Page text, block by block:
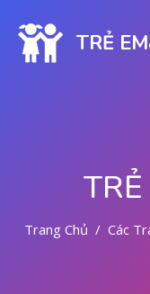
TRẺ
Trang Chủ Các Trang Của Hệ